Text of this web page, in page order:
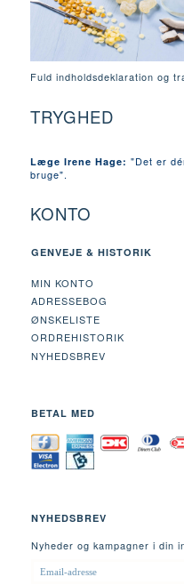
Fuld indholdsdeklaration og
TRYGHED
Læge Irene Hage: "Det er
bruge".
KONTO
GENVEJE & HISTORIK
MIN KONTO
ADRESSEBOG
ØNSKELISTE
ORDREHISTORIK
NYHEDSBREV
BETAL MED
NYHEDSBREV
Nyheder og kampagner i din
ADRESSE